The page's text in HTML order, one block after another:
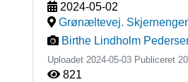
2024-05-02
Grønæltevej.
Birthe Lindholm
Uploadet 2024-05-03 Publiceret
821